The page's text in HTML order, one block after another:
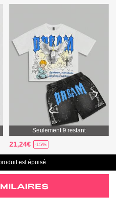
Seulement 9 restant
21,24€ -15%
Seulement 9 restant
est épuisé.